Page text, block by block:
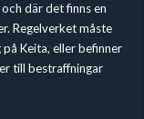
där det finns en
Regelverket måste
Keita, eller befinner
till bestraffningar